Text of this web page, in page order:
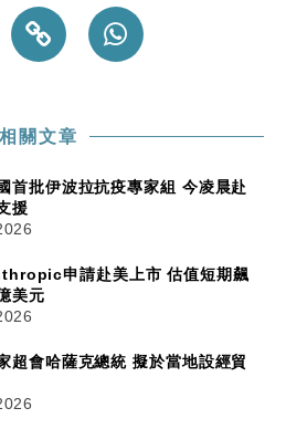
相關文章
首批伊波拉抗疫專家組 今凌晨赴
援
申請赴美上市 估值短期飆
美元
超會哈薩克總統 擬於當地設經貿